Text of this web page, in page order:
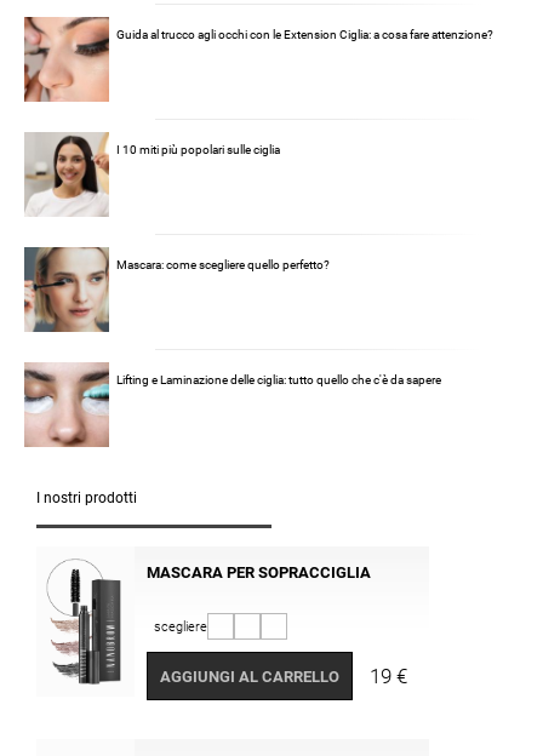
Guida al trucco agli occhi con le Extension Ciglia: a cosa fare attenzione?
I 10 miti più popolari sulle ciglia
Mascara: come scegliere quello perfetto?
Lifting e Laminazione delle ciglia: tutto quello che c'è da sapere
I nostri prodotti
MASCARA PER SOPRACCIGLIA
scegliere
AGGIUNGI AL CARRELLO 19 €